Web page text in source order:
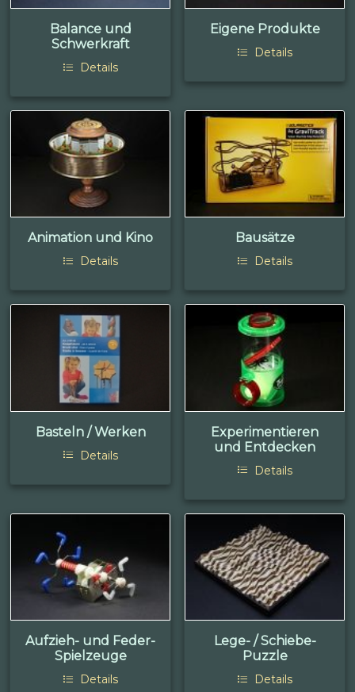
Balance und
Schwerkraft
Details
Eigene Produkte
Details
Animation und Kino
Details
Bausätze
Details
Basteln / Werken
Details
Experimentieren
und Entdecken
Details
Aufzieh- und Feder-
Spielzeuge
Details
Lege- / Schiebe-
Puzzle
Details